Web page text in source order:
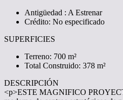
Antigüedad : A Estrenar
Crédito: No especificado
SUPERFICIES
Terreno: 700 m²
Total Construido: 378 m²
DESCRIPCIÓN
<p>ESTE MAGNIFICO